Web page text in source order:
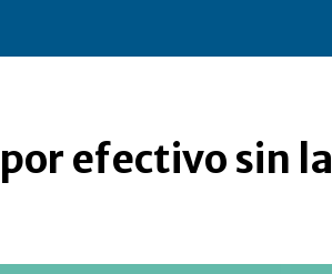
efectivo sin la